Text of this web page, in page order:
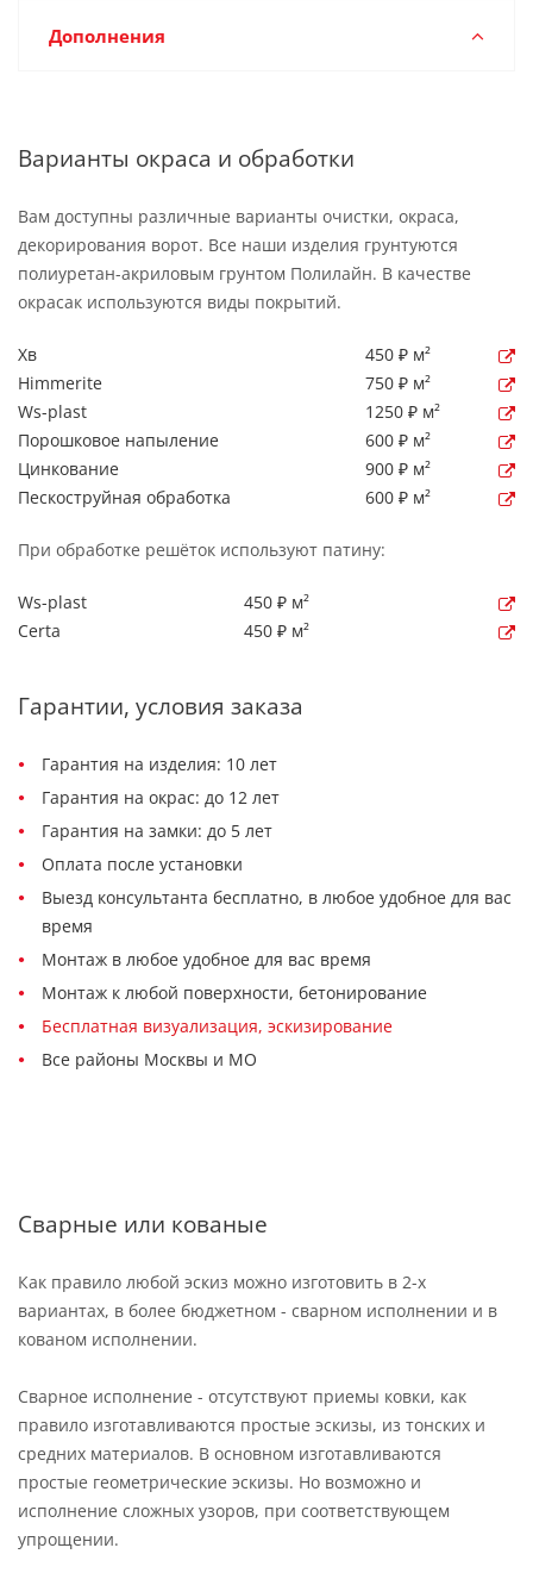
Дополнения
Варианты окраса и обработки
Вам доступны различные варианты очистки, окраса,
декорирования ворот. Все наши изделия грунтуются
полиуретан-акриловым грунтом Полилайн. В качестве
окрасак используются виды покрытий.
Хв
450 ₽ м²
Himmerite
750 ₽ м²
Ws-plast
1250 ₽ м²
Порошковое напыление
600 ₽ м²
Цинкование
900 ₽ м²
Пескоструйная обработка
600 ₽ м²
При обработке решёток используют патину:
Ws-plast
450 ₽ м²
Certa
450 ₽ м²
Гарантии, условия заказа
Гарантия на изделия: 10 лет
Гарантия на окрас: до 12 лет
Гарантия на замки: до 5 лет
Оплата после установки
Выезд консультанта бесплатно, в любое удобное для вас
время
Монтаж в любое удобное для вас время
Монтаж к любой поверхности, бетонирование
Бесплатная визуализация, эскизирование
Все районы Москвы и МО
Сварные или кованые
Как правило любой эскиз можно изготовить в 2-х
вариантах, в более бюджетном - сварном исполнении и в
кованом исполнении.
Сварное исполнение - отсутствуют приемы ковки, как
правило изготавливаются простые эскизы, из тонских и
средних материалов. В основном изготавливаются
простые геометрические эскизы. Но возможно и
исполнение сложных узоров, при соответствующем
упрощении.